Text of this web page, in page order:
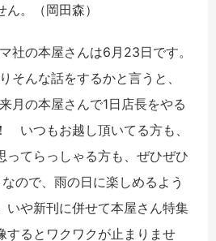
。（岡田森）
社の本屋さんは6月23日です。
そんな話をするかと言うと、
月の本屋さんで1日店長をやる
いつもお越し頂いてる方も、
ってらっしゃる方も、ぜひぜひ
ので、雨の日に楽しめるよう
いや新刊に併せて本屋さん特集
るとワクワクが止まりませ